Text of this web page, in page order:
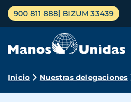
Pasar
contenido
Menú
principal
900 811 888 BIZUM 33439
Ruta
Inicio Nuestras delegaciones